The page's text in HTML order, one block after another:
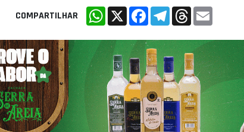
COMPARTILHAR WhatsApp
X FacebookTelegramThreads